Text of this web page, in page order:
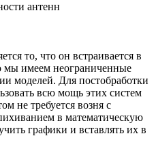
антенн
то, что он встраивается в
мы имеем неограниченные
моделей. Для постобработки
всю мощь этих систем
не требуется возня с
в математическую
графики и вставлять их в